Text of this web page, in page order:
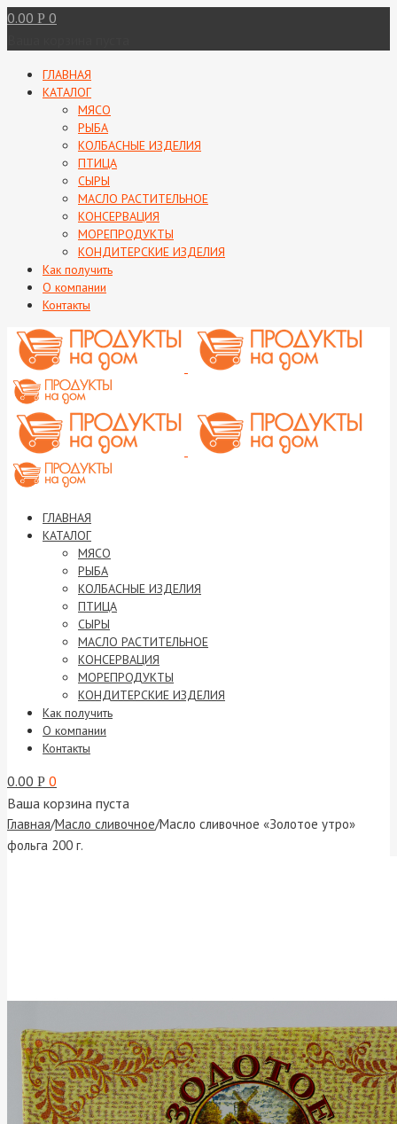
0.00 Р 0
ГЛАВНАЯ
КАТАЛОГ
МЯСО
РЫБА
КОЛБАСНЫЕ ИЗДЕЛИЯ
ПТИЦА
СЫРЫ
МАСЛО РАСТИТЕЛЬНОЕ
КОНСЕРВАЦИЯ
МОРЕПРОДУКТЫ
КОНДИТЕРСКИЕ ИЗДЕЛИЯ
Как получить
О компании
Контакты
ГЛАВНАЯ
КАТАЛОГ
МЯСО
РЫБА
КОЛБАСНЫЕ ИЗДЕЛИЯ
ПТИЦА
СЫРЫ
МАСЛО РАСТИТЕЛЬНОЕ
КОНСЕРВАЦИЯ
МОРЕПРОДУКТЫ
КОНДИТЕРСКИЕ ИЗДЕЛИЯ
Как получить
О компании
Контакты
0.00 Р 0
Ваша корзина пуста
Главная/Масло сливочное/Масло сливочное «Золотое утро»
фольга 200 г.